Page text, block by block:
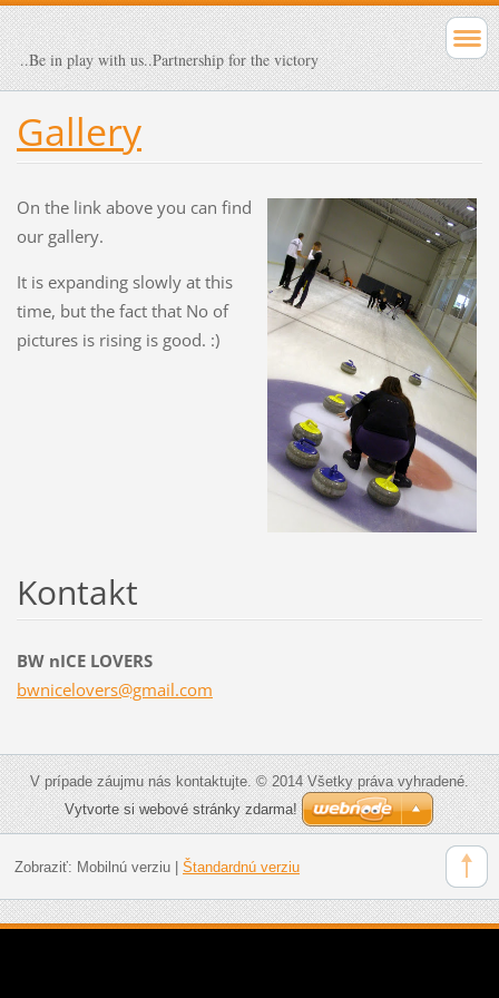
..Be in play with us..Partnership for the victory
Gallery
On the link above you can find
our gallery.
It is expanding slowly at this
time, but the fact that No of
pictures is rising is good. :)
Kontakt
BW nICE LOVERS
bwnicelovers@gmail.com
V prípade záujmu nás kontaktujte. © 2014 Všetky práva vyhradené.
Vytvorte si webové stránky zdarma!
Zobraziť: Mobilnú verziu| Štandardnú verziu